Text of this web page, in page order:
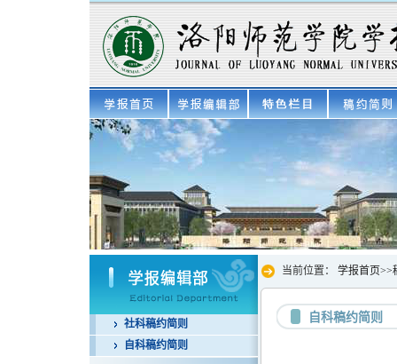
社科稿约简则
自科稿约简则
当前位置： 学报首页>>
自科稿约简则